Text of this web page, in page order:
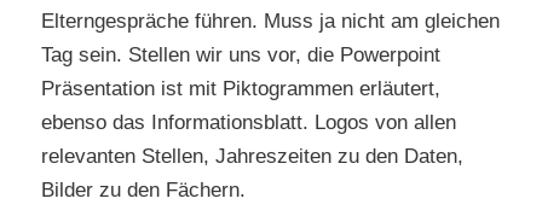
Elterngespräche führen. Muss ja nicht am gleichen
Tag sein. Stellen wir uns vor, die Powerpoint
Präsentation ist mit Piktogrammen erläutert,
ebenso das Informationsblatt. Logos von allen
relevanten Stellen, Jahreszeiten zu den Daten,
Bilder zu den Fächern.